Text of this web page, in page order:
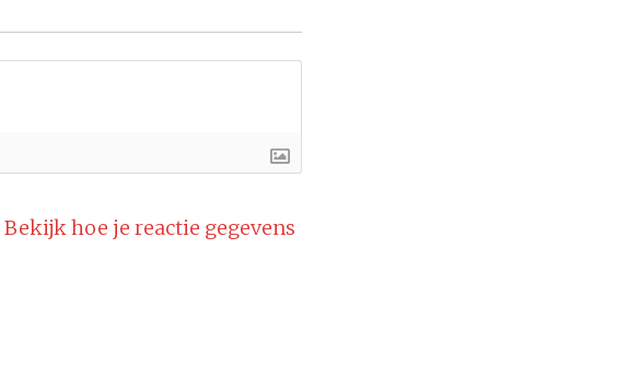
Bekijk hoe je reactie gegevens